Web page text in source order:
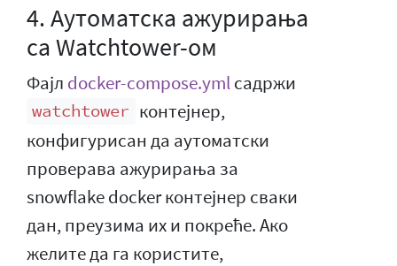
4. Аутоматска ажурирања
са Watchtower-ом
Фајл docker-compose.ymlсадржи
watchtower контејнер,
конфигурисан да аутоматски
проверава ажурирања за
snowflake docker контејнер сваки
дан, преузима их и покреће. Ако
желите да га користите,